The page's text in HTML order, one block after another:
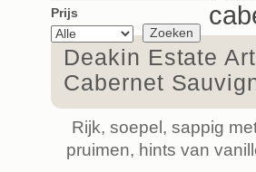
Prijs
Deakin Estate
Cabernet
Rijk, soepel, sappig
pruimen, hints van